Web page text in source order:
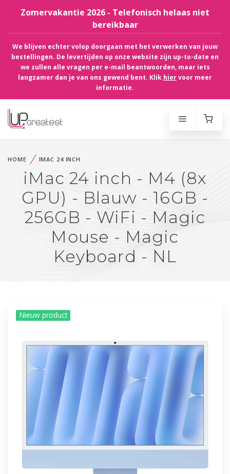
Zomervakantie 2026 - Telefonisch helaas niet
bereikbaar
We blijven echter volop doorgaan met het verwerken van jouw
bestellingen. De levertijden op onze website zijn up-to-date en
we zullen alle vragen per e-mail beantwoorden, maar iets
langzamer dan je van ons gewend bent. Klik hiervoor meer
informatie.
HOME IMAC 24 INCH
iMac 24 inch - M4 (8x
GPU) - Blauw - 16GB -
256GB - WiFi - Magic
Mouse - Magic
Keyboard - NL
Nieuw product